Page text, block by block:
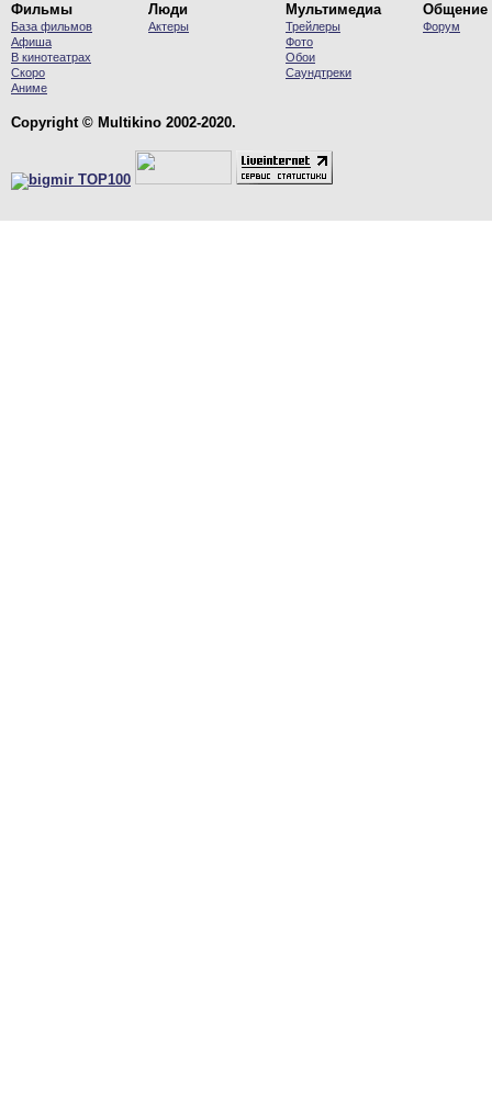
Фильмы
База фильмов
Афиша
В кинотеатрах
Скоро
Аниме
Люди
Актеры
Мультимедиа
Трейлеры
Фото
Обои
Саундтреки
Общение
Форум
Copyright © Multikino 2002-2020.